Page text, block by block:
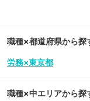
職種×都道府県から探
労務×東京都
職種×中エリアから探